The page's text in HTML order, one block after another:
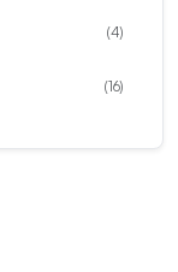
(4)
(16)